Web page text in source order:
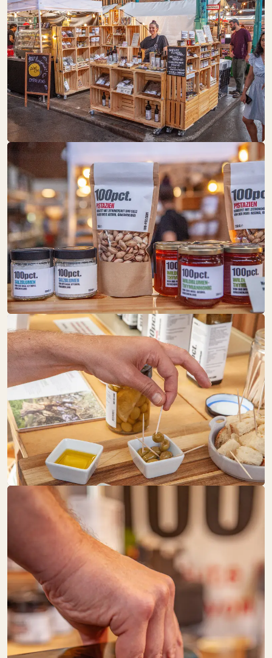
DRUNK BY
NATURE
SO: GESCHLOSSEN
Getränke
FAIR & GESUND
SO: GESCHLOSSEN
Obst + Gemüse
Speisekammer
Süßes
FLEISCHEREI
RALF FRINDT
SO: GESCHLOSSEN
Fleisch + Wurstwaren
FLÄMING­BLÜTE
SO: GESCHLOSSEN
Schöne Dinge
FOOD TOGETHER
SO: GESCHLOSSEN
Obst + Gemüse
Speisekammer
FRAMED SOUL
SO: GESCHLOSSEN
Schöne Dinge